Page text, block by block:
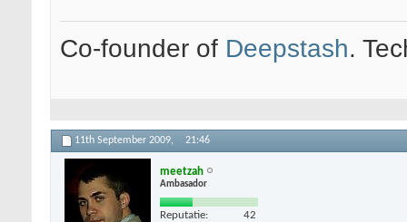
Co-founder of Deepstash.
11th September 2009, 21:46
meetzah
Ambasador
Reputatie: 42